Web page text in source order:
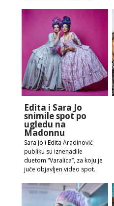
Edita i Sara Jo
snimile spot po
ugledu na
Madonnu
Sara Jo i Edita Aradinović
publiku su iznenadile
duetom “Varalica”, za koju je
juče objavljen video spot.